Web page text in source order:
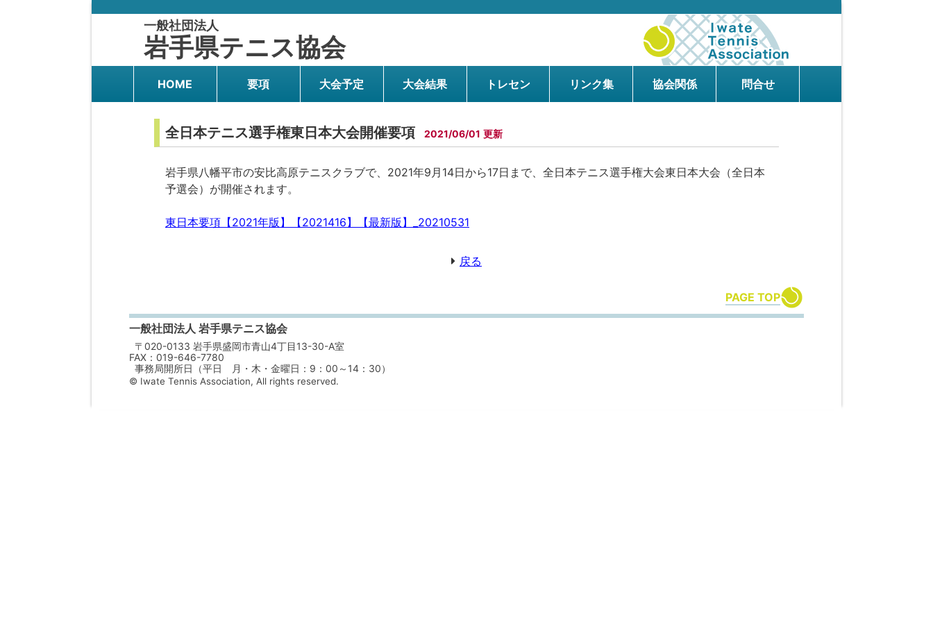
一般社団法人
岩手県テニス協会
HOME 要項 大会予定 大会結果 トレセン リンク集 協会関係 問合せ
全日本テニス選手権東日本大会開催要項 2021/06/01
岩手県八幡平市の安比高原テニスクラブで、2021年9月14日から17日まで、全日本テニス選手権大会東日本大会（全日本
予選会）が開催されます。
東日本要項【2021年版】【2021416】【最新版】_20210531
戻る
PAGE TOP
一般社団法人 岩手県テニス協会
〒020-0133 岩手県盛岡市青山4丁目13-30-A室
FAX：019-646-7780
事務局開所日（平日 月・木・金曜日：9：00～14：30）
© Iwate Tennis Association, All rights reserved.